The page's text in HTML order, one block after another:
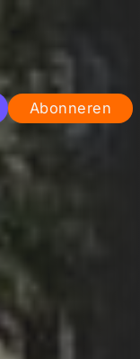
Abonneren